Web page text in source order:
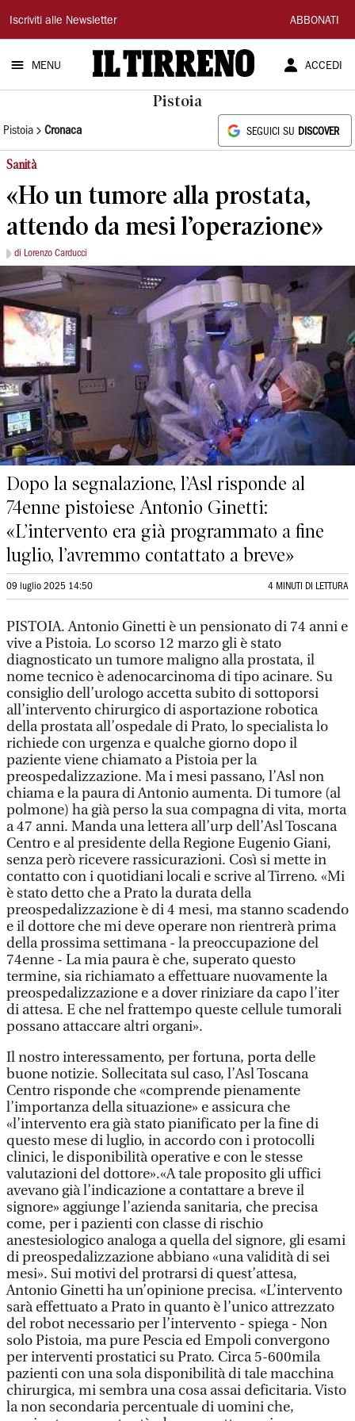
Il
Tirreno
Iscriviti alle Newsletter ABBONATI
MENU ACCEDI
Pistoia
Pistoia Cronaca SEGUICI SU DISCOVER
Sanità
«Ho un tumore alla prostata,
attendo da mesi l’operazione»
di Lorenzo Carducci
Dopo la segnalazione, l’Asl risponde al
74enne pistoiese Antonio Ginetti:
«L’intervento era già programmato a fine
luglio, l’avremmo contattato a breve»
09 luglio 2025 14:50 4 MINUTI DI LETTURA
PISTOIA. Antonio Ginetti è un pensionato di 74 anni e
vive a Pistoia. Lo scorso 12 marzo gli è stato
diagnosticato un tumore maligno alla prostata, il
nome tecnico è adenocarcinoma di tipo acinare. Su
consiglio dell’urologo accetta subito di sottoporsi
all’intervento chirurgico di asportazione robotica
della prostata all’ospedale di Prato, lo specialista lo
richiede con urgenza e qualche giorno dopo il
paziente viene chiamato a Pistoia per la
preospedalizzazione. Ma i mesi passano, l’Asl non
chiama e la paura di Antonio aumenta. Di tumore (al
polmone) ha già perso la sua compagna di vita, morta
a 47 anni. Manda una lettera all’urp dell’Asl Toscana
Centro e al presidente della Regione Eugenio Giani,
senza però ricevere rassicurazioni. Così si mette in
contatto con i quotidiani locali e scrive al Tirreno. «Mi
è stato detto che a Prato la durata della
preospedalizzazione è di 4 mesi, ma stanno scadendo
e il dottore che mi deve operare non rientrerà prima
della prossima settimana - la preoccupazione del
74enne - La mia paura è che, superato questo
termine, sia richiamato a effettuare nuovamente la
preospedalizzazione e a dover riniziare da capo l’iter
di attesa. E che nel frattempo queste cellule tumorali
possano attaccare altri organi».
Il nostro interessamento, per fortuna, porta delle
buone notizie. Sollecitata sul caso, l’Asl Toscana
Centro risponde che «comprende pienamente
l’importanza della situazione» e assicura che
«l’intervento era già stato pianificato per la fine di
questo mese di luglio, in accordo con i protocolli
clinici, le disponibilità operative e con le stesse
valutazioni del dottore».«A tale proposito gli uffici
avevano già l’indicazione a contattare a breve il
signore» aggiunge l’azienda sanitaria, che precisa
come, per i pazienti con classe di rischio
anestesiologico analoga a quella del signore, gli esami
di preospedalizzazione abbiano «una validità di sei
mesi». Sui motivi del protrarsi di quest’attesa,
Antonio Ginetti ha un’opinione precisa. «L’intervento
sarà effettuato a Prato in quanto è l’unico attrezzato
del robot necessario per l’intervento - spiega - Non
solo Pistoia, ma pure Pescia ed Empoli convergono
per interventi prostatici su Prato. Circa 5-600mila
pazienti con una sola disponibilità di tale macchina
chirurgica, mi sembra una cosa assai deficitaria. Visto
la non secondaria percentuale di uomini che,